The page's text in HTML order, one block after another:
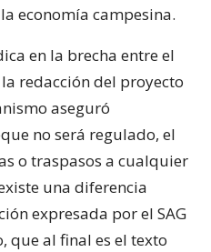
economía campesina.
en la brecha entre el
redacción del proyecto
aseguró
no será regulado, el
o traspasos a cualquier
una diferencia
expresada por el SAG
que al final es el texto